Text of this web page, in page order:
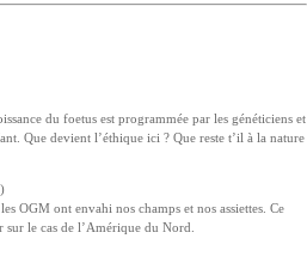
du foetus est programmée par les généticiens et
Que devient l’éthique ici ? Que reste t’il à la nature
OGM ont envahi nos champs et nos assiettes. Ce
le cas de l’Amérique du Nord.